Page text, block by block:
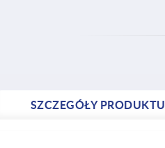
SZCZEGÓŁY PRODUKTU